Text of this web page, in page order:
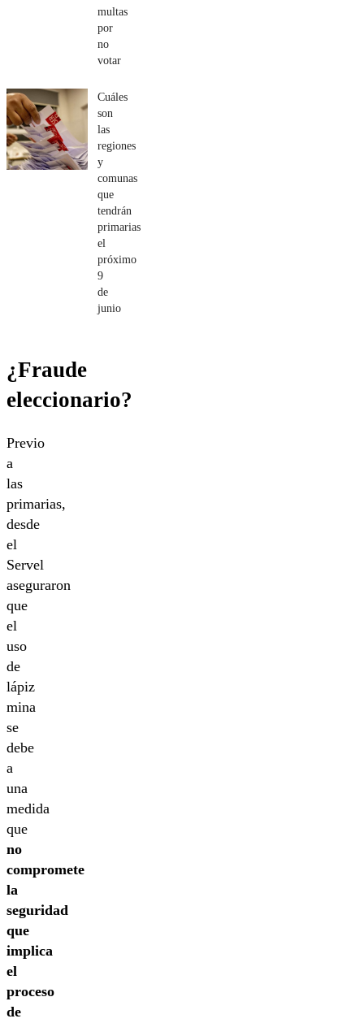
multas
por
no
votar
Cuáles
son
las
regiones
y
comunas
que
tendrán
primarias
el
próximo
9
de
junio
¿Fraude
eleccionario?
Previo
a
las
primarias,
desde
el
Servel
aseguraron
que
el
uso
de
lápiz
mina
se
debe
a
una
medida
que
no
compromete
la
seguridad
que
implica
el
proceso
de